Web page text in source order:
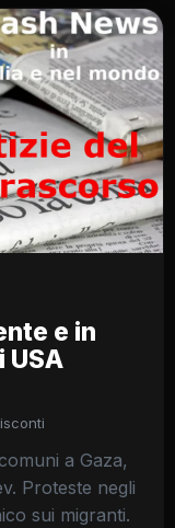
e in
USA
a Gaza,
Proteste negli
sui migranti.